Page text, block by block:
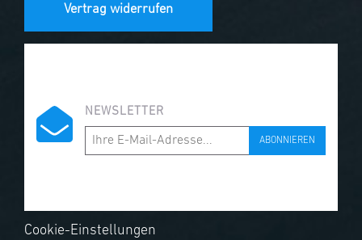
Vertrag widerrufen
NEWSLETTER
ABONNIEREN
Cookie-Einstellungen